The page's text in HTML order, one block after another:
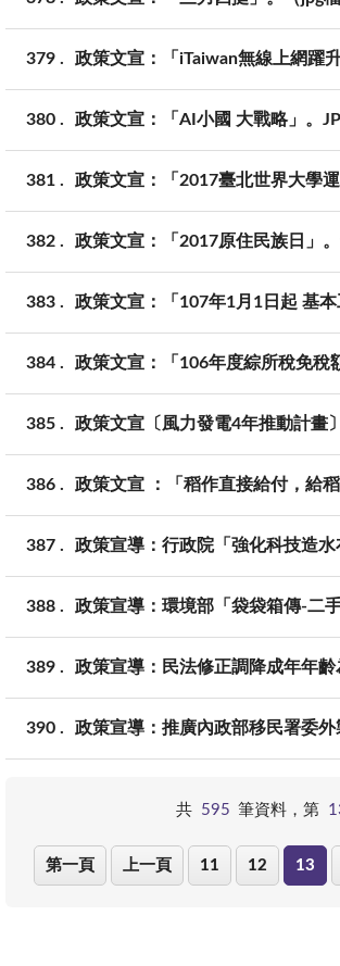
379 政策文宣：「iTaiwan無線上網躍
380 政策文宣：「AI小國 大戰略」。
381 政策文宣：「2017臺北世界大學
382 政策文宣：「2017原住民族日」
383 政策文宣：「107年1月1日起 基
384 政策文宣：「106年度綜所稅免稅
385 政策文宣〔風力發電4年推動計畫〕
386 政策文宣 ：「稻作直接給付，給
387 政策宣導：行政院「強化科技造
388 政策宣導：環境部「袋袋箱傳-二
389 政策宣導：民法修正調降成年年
390 政策宣導：推廣內政部移民署委
共 595 筆資料，第
第一頁 上一頁 11 12 13